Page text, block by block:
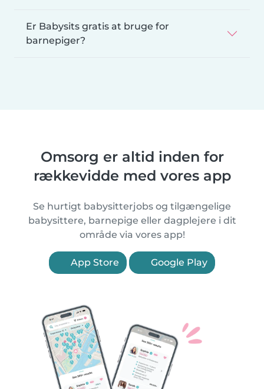
Er Babysits gratis at bruge for
barnepiger?
Omsorg er altid inden for
rækkevidde med vores app
Se hurtigt babysitterjobs og tilgængelige
babysittere, barnepige eller dagplejere i dit
område via vores app!
App Store Google Play